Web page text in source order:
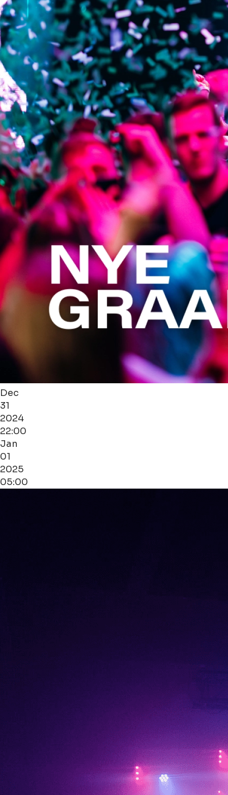
Dec
31
2024
22:00
Jan
01
2025
05:00